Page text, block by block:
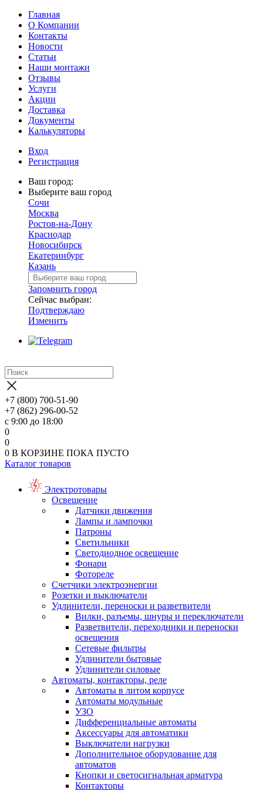
Главная
О Компании
Контакты
Новости
Статьи
Наши монтажи
Отзывы
Услуги
Акции
Доставка
Документы
Калькуляторы
Вход
Регистрация
Ваш город:
Выберите ваш город
Сочи
Москва
Ростов-на-Дону
Краснодар
Новосибирск
Екатеринбург
Казань
Запомнить город
Сейчас выбран:
Подтверждаю
Изменить
+7 (800) 700-51-90
+7 (862) 296-00-52
с 9:00 до 18:00
0
0
0 В КОРЗИНЕ ПОКА ПУСТО
Каталог товаров
Электротовары
Освещение
Датчики движения
Лампы и лампочки
Патроны
Светильники
Светодиодное освещение
Фонари
Фотореле
Счетчики электроэнергии
Розетки и выключатели
Удлинители, переноски и разветвители
Вилки, разъемы, шнуры и переключатели
Разветвители, переходники и переноски
освещения
Сетевые фильтры
Удлинители бытовые
Удлинители силовые
Автоматы, контакторы, реле
Автоматы в литом корпусе
Автоматы модульные
УЗО
Дифференциальные автоматы
Аксессуары для автоматики
Выключатели нагрузки
Дополнительное оборудование для
автоматов
Кнопки и светосигнальная арматура
Контакторы